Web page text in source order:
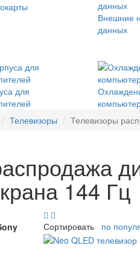
Внешние
данных
для
Телевизоры Телевизоры
144 Гц
Сортировать по